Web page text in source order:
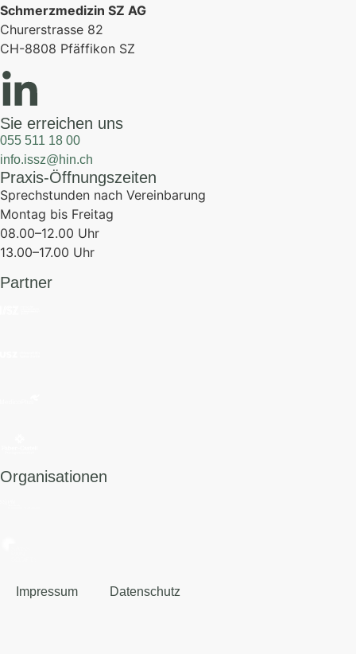
Schmerzmedizin SZ AG
Churerstrasse 82
CH-8808 Pfäffikon SZ
Sie erreichen uns
055 511 18 00
info.issz@hin.ch
Praxis-Öffnungszeiten
Sprechstunden nach Vereinbarung
Montag bis Freitag
08.00–12.00 Uhr
13.00–17.00 Uhr
Partner
Organisationen
Impressum Datenschutz